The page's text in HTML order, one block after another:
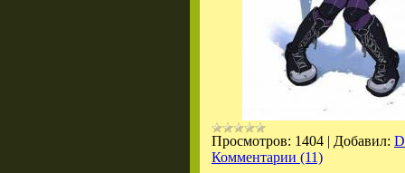
Просмотров: 1404 | Добавил:
Комментарии (11)